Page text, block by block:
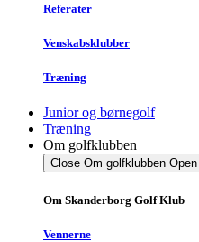
Referater
Venskabsklubber
Træning
Junior og børnegolf
Træning
Om golfklubben
Close Om golfklubben
Om Skanderborg Golf Klub
Vennerne